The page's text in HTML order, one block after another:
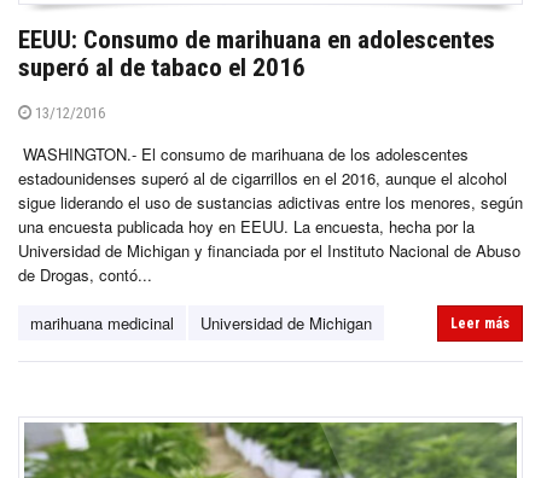
EEUU: Consumo de marihuana en adolescentes
superó al de tabaco el 2016
13/12/2016
WASHINGTON.- El consumo de marihuana de los adolescentes
estadounidenses superó al de cigarrillos en el 2016, aunque el alcohol
sigue liderando el uso de sustancias adictivas entre los menores, según
una encuesta publicada hoy en EEUU. La encuesta, hecha por la
Universidad de Michigan y financiada por el Instituto Nacional de Abuso
de Drogas, contó...
marihuana medicinal Universidad de Michigan Leer más